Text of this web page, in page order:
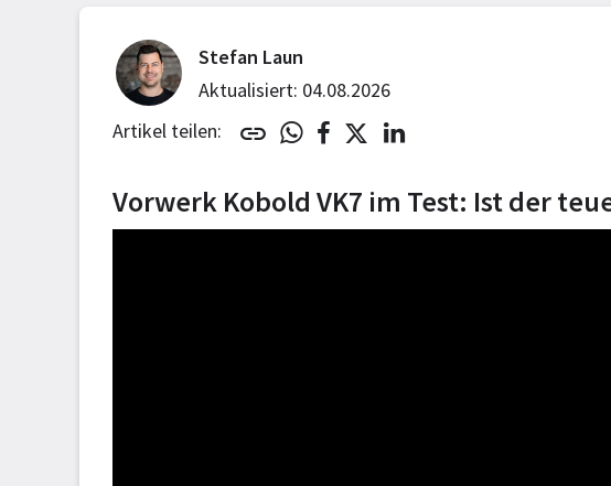
Stefan Laun
Aktualisiert: 04.08.2026
Artikel teilen:
Vorwerk Kobold VK7 im Test: Ist der